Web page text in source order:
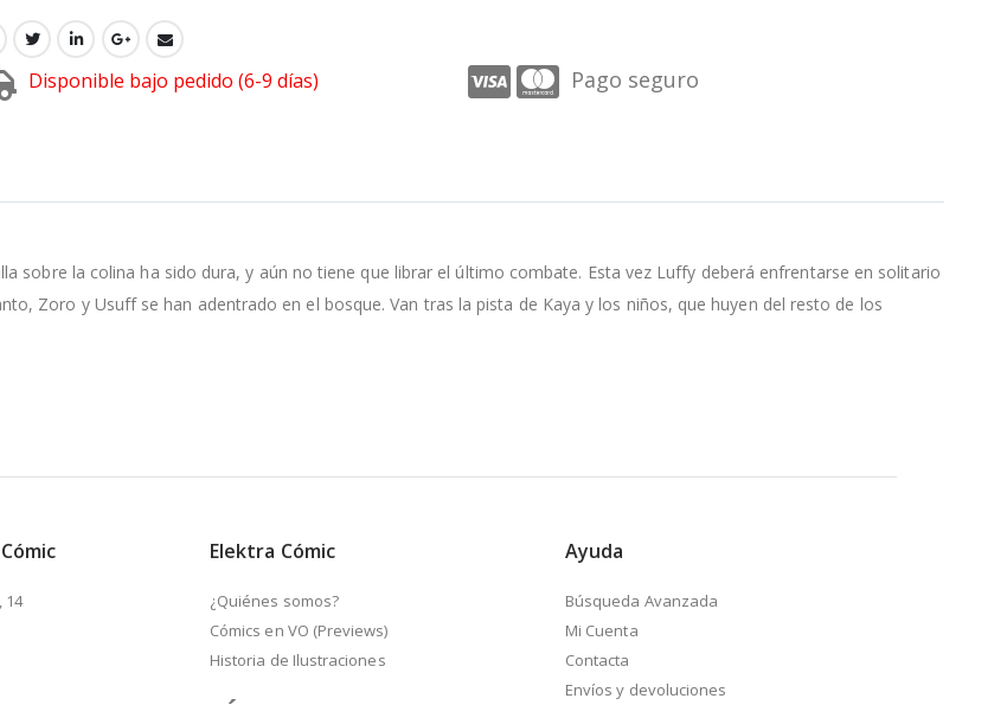
Disponible bajo pedido (6-9 días) Pago seguro
sobre la colina ha sido dura, y aún no tiene que librar el último combate. Esta vez Luffy deberá enfrentarse en solitario
Zoro y Usuff se han adentrado en el bosque. Van tras la pista de Kaya y los niños, que huyen del resto de los
14
Elektra Cómic
¿Quiénes somos?
Cómics en VO (Previews)
Historia de Ilustraciones
Ayuda
Búsqueda Avanzada
Mi Cuenta
Contacta
Envíos y devoluciones